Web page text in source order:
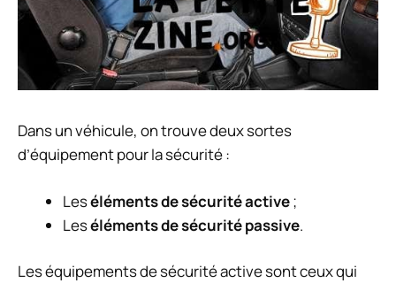
Dans un véhicule, on trouve deux sortes
d’équipement pour la sécurité :
Leséléments de sécurité active;
Leséléments de sécurité passive.
Les équipements de sécurité active sont ceux qui